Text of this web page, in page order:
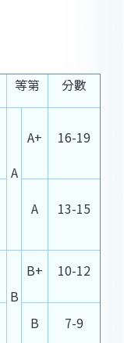
等第
分數
A
A+ 16-19
A 13-15
B
B+ 10-12
B 7-9